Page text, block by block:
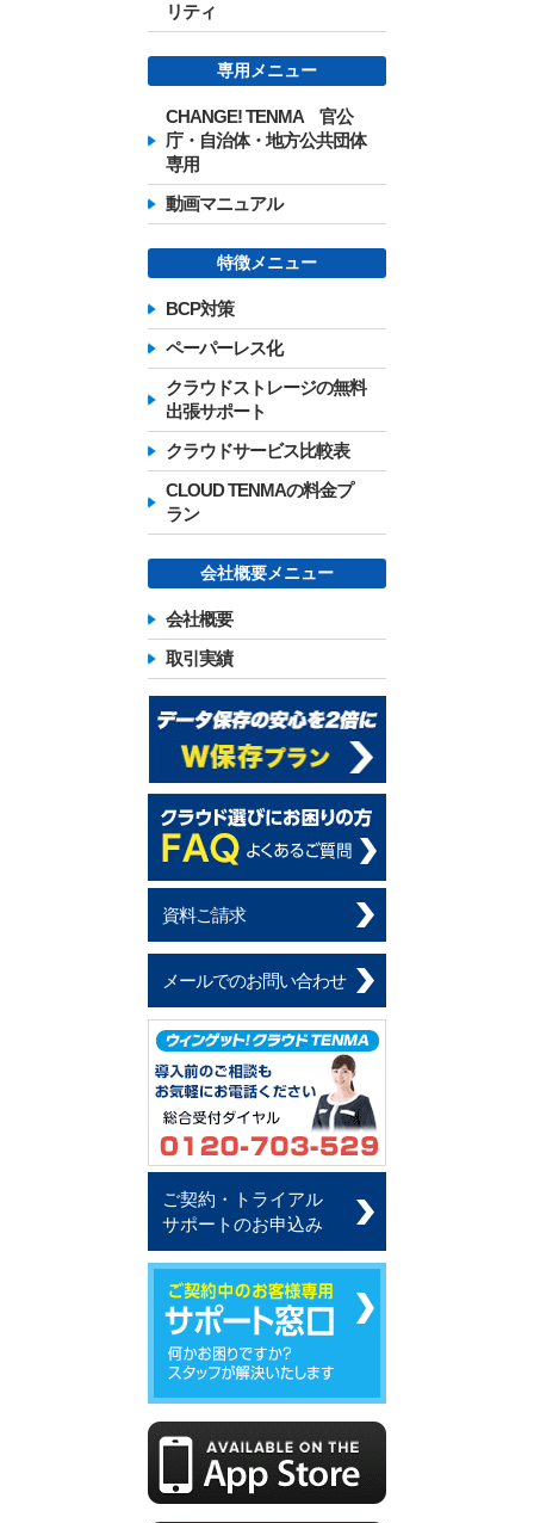
リティ
専用メニュー
CHANGE! TENMA 官公
庁・自治体・地方公共団体
専用
動画マニュアル
特徴メニュー
BCP対策
ペーパーレス化
クラウドストレージの無料
出張サポート
クラウドサービス比較表
CLOUD TENMAの料金プ
ラン
会社概要メニュー
会社概要
取引実績
資料ご請求
メールでのお問い合わせ
ご契約・トライアル
サポートのお申込み